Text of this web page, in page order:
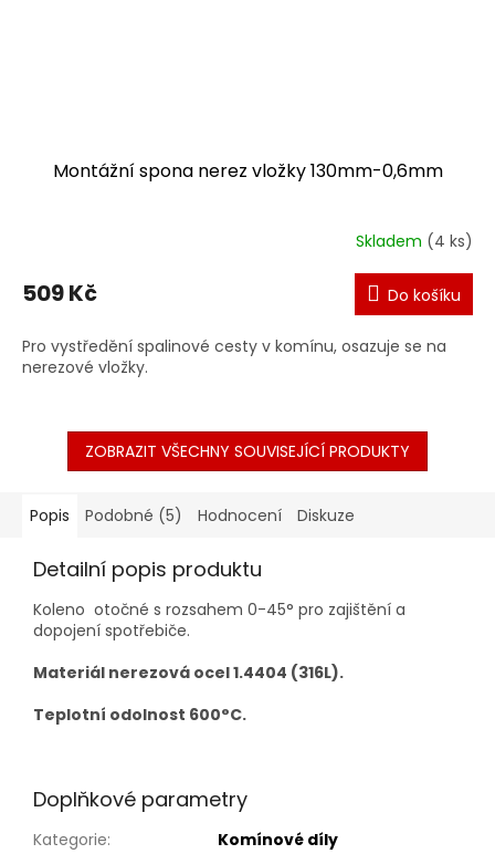
Montážní spona nerez vložky 130mm-0,6mm
Skladem (4 ks)
509 Kč Do košíku
Pro vystředění spalinové cesty v komínu, osazuje se na
nerezové vložky.
ZOBRAZIT VŠECHNY SOUVISEJÍCÍ PRODUKTY
Popis Podobné (5) Hodnocení Diskuze
Detailní popis produktu
Koleno otočné s rozsahem 0-45° pro zajištění a
dopojení spotřebiče.
Materiál nerezová ocel 1.4404 (316L).
Teplotní odolnost 600°C.
Doplňkové parametry
Kategorie:
Komínové díly